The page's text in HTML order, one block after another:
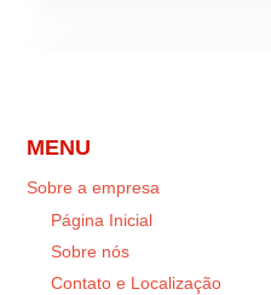
MENU
Sobre a empresa
Página Inicial
Sobre nós
Contato e Localização